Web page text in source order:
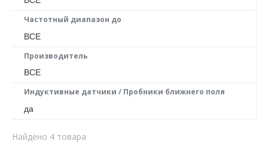
Частотный диапазон до
ВСЕ
Производитель
ВСЕ
Индуктивные датчики / Пробники ближнего поля
да
Найдено 4 товара